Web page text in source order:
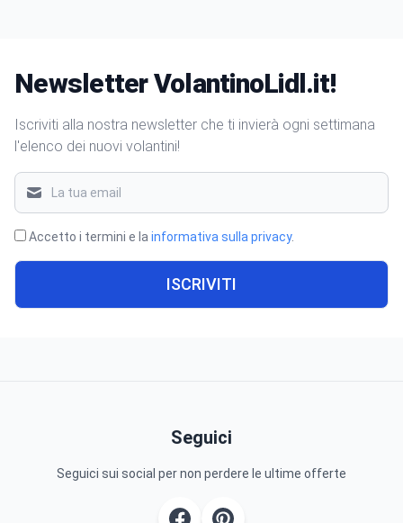
Newsletter VolantinoLidl.it!
Iscriviti alla nostra newsletter che ti invierà ogni settimana
l'elenco dei nuovi volantini!
Accetto i termini e lainformativa sulla privacy.
ISCRIVITI
Seguici
Seguici sui social per non perdere le ultime offerte